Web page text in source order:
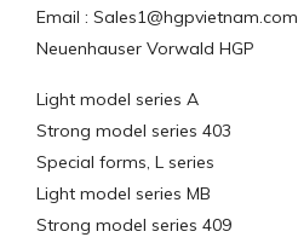
Email : Sales1@hgpvietnam.com
Neuenhauser Vorwald HGP
Light model series A
Strong model series 403
Special forms, L series
Light model series MB
Strong model series 409